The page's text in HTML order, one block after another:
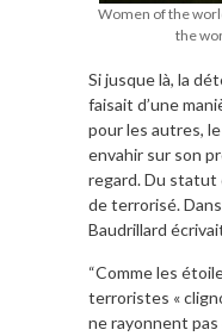
Women of the
the
Si jusque là, la
faisait d’une
pour les autres,
envahir sur son
regard. Du statut
de terrorisé. Dans
Baudrillard
“Comme les
terroristes «
ne rayonnent pas